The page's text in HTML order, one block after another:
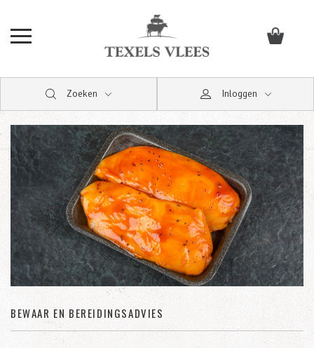
Zoeken Inloggen
BEWAAR EN BEREIDINGSADVIES